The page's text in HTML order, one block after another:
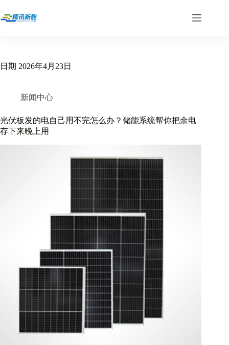
过
日期 2026年4月23日
新闻中心
光伏板发的电自己用不完怎么办？储能系统帮你把余电
存下来晚上用